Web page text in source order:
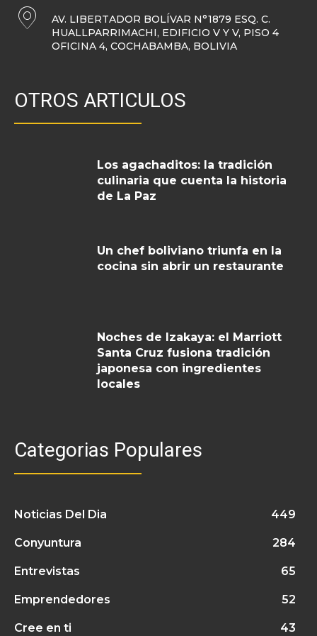
AV. LIBERTADOR BOLÍVAR N°1879 ESQ. C.
HUALLPARRIMACHI, EDIFICIO V Y V, PISO 4
OFICINA 4, COCHABAMBA, BOLIVIA
OTROS ARTICULOS
Los agachaditos: la tradición
culinaria que cuenta la historia
de La Paz
Un chef boliviano triunfa en la
cocina sin abrir un restaurante
Noches de Izakaya: el Marriott
Santa Cruz fusiona tradición
japonesa con ingredientes
locales
Categorias Populares
Noticias Del Dia 449
Conyuntura 284
Entrevistas 65
Emprendedores 52
Cree en ti 43